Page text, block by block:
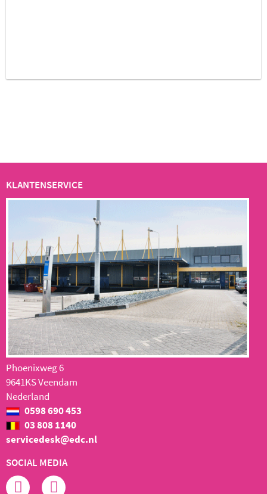
KLANTENSERVICE
Phoenixweg 6
9641KS Veendam
Nederland
0598 690 453
03 808 1140
servicedesk@edc.nl
SOCIAL MEDIA